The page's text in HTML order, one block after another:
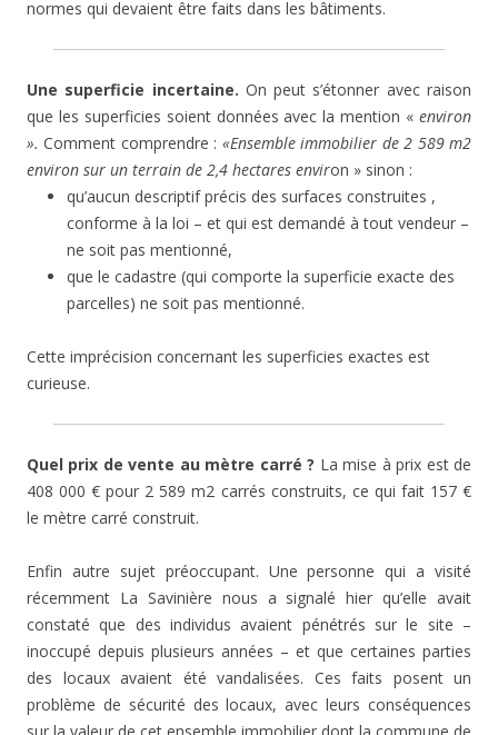
normes qui devaient être faits dans les bâtiments.
Une superficie incertaine. On peut s’étonner avec raison
que les superficies soient données avec la mention « environ
».Comment comprendre : «Ensemble immobilier de 2 589 m2
environ sur un terrain de 2,4 hectares environ » sinon :
qu’aucun descriptif précis des surfaces construites ,
conforme à la loi – et qui est demandé à tout vendeur –
ne soit pas mentionné,
que le cadastre (qui comporte la superficie exacte des
parcelles) ne soit pas mentionné.
Cette imprécision concernant les superficies exactes est
curieuse.
Quel prix de vente au mètre carré ? La mise à prix est de
408 000 € pour 2 589 m2 carrés construits, ce qui fait 157 €
le mètre carré construit.
Enfin autre sujet préoccupant. Une personne qui a visité
récemment La Savinière nous a signalé hier qu’elle avait
constaté que des individus avaient pénétrés sur le site –
inoccupé depuis plusieurs années – et que certaines parties
des locaux avaient été vandalisées. Ces faits posent un
problème de sécurité des locaux, avec leurs conséquences